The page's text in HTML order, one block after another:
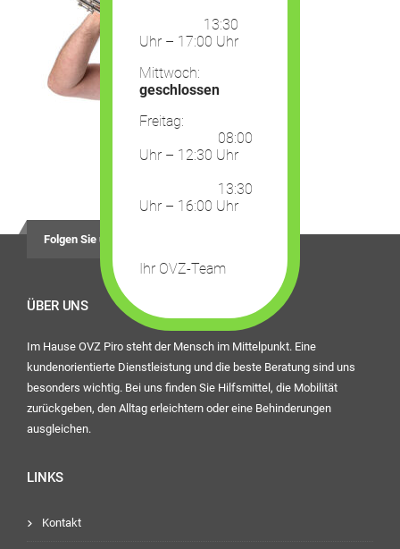
Folgen Sie uns auf
ÜBER UNS
Im Hause OVZ Piro steht der Mensch im Mittelpunkt. Eine
kundenorientierte Dienstleistung und die beste Beratung sind uns
besonders wichtig. Bei uns finden Sie Hilfsmittel, die Mobilität
zurückgeben, den Alltag erleichtern oder eine Behinderungen
ausgleichen.
LINKS
Kontakt
13:30
Uhr – 17:00 Uhr
Mittwoch:
geschlossen
Freitag:
08:00
Uhr – 12:30 Uhr
13:30
Uhr – 16:00 Uhr
Ihr OVZ-Team